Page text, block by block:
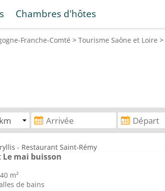
Chambres d'hôtes
Franche-Comté > Tourisme Saône et Loire >
- Restaurant Saint-Rémy
mai buisson
m²
de bains